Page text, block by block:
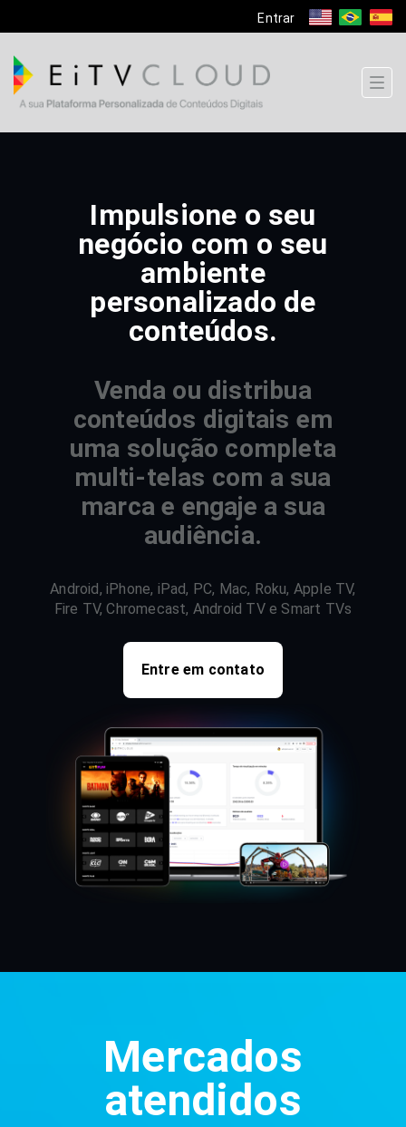
Entrar
Impulsione o seu
negócio com o seu
ambiente
personalizado de
conteúdos.
Venda ou distribua
conteúdos digitais em
uma solução completa
multi-telas com a sua
marca e engaje a sua
audiência.
Android, iPhone, iPad, PC, Mac, Roku, Apple TV,
Fire TV, Chromecast, Android TV e Smart TVs
Entre em contato
Mercados
atendidos